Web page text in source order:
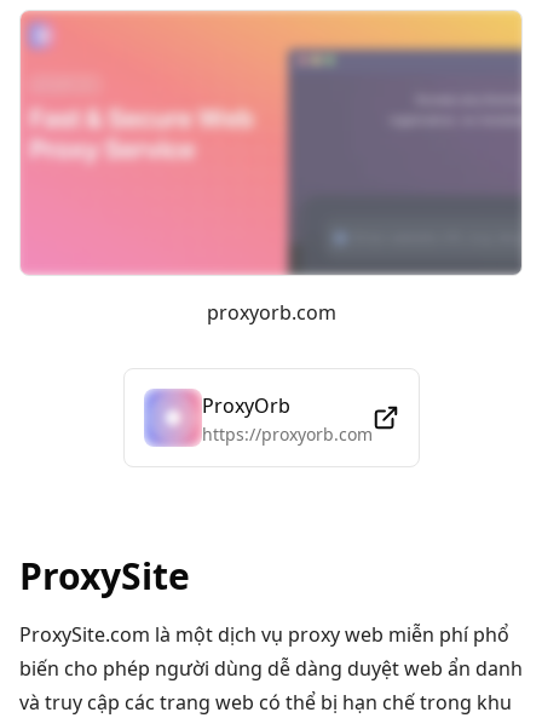
proxyorb.com
ProxyOrb
https://proxyorb.com
ProxySite
ProxySite.com là một dịch vụ proxy web miễn phí phổ
biến cho phép người dùng dễ dàng duyệt web ẩn danh
và truy cập các trang web có thể bị hạn chế trong khu